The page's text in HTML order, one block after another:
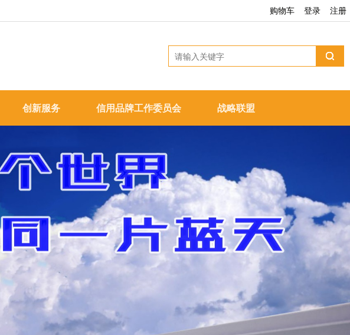
登录 注册
购物车
创新服务 信用品牌工作委员会 战略联盟